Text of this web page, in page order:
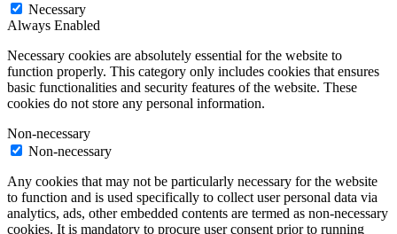
Necessary
Always Enabled
Necessary cookies are absolutely essential for the website to
function properly. This category only includes cookies that ensures
basic functionalities and security features of the website. These
cookies do not store any personal information.
Non-necessary
Non-necessary
Any cookies that may not be particularly necessary for the website
to function and is used specifically to collect user personal data via
analytics, ads, other embedded contents are termed as non-necessary
cookies. It is mandatory to procure user consent prior to running